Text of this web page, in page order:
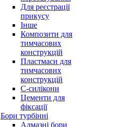
Для реєстрації
прикусу
Інше
Композити для
тимчасових
конструкцій
Пластмаси для
тимчасових
конструкцій
С-силікони
Цементи для
фіксації
Бори турбінні
Алмазні бори